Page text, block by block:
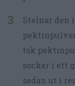
Stelnar den
tsk
socker i ett
sedan ut i